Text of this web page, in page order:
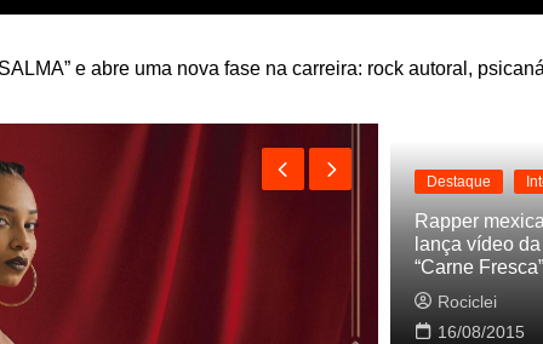
e abre uma nova fase na carreira: rock autoral,
“Projeção”, de 2010, nas plataformas digitais
Destaque
Rapper
lança vídeo
“Carne Fresca”
Rociclei
16/08/2015